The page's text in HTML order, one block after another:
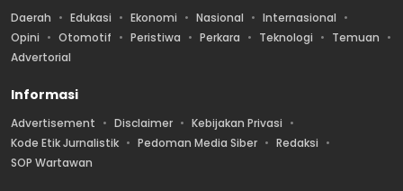
Daerah Edukasi Ekonomi Nasional
Internasional
Opini
Otomotif Peristiwa Perkara Teknologi
Temuan
Advertorial
Informasi
Advertisement Disclaimer
Kebijakan Privasi
Kode Etik Jurnalistik
Pedoman Media Siber
Redaksi
SOP Wartawan